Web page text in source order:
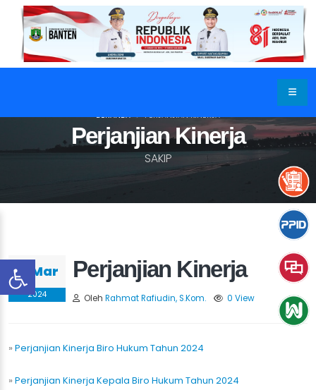
Perjanjian Kinerja
SAKIP
BERANDA PERJANJIAN KINERJA
19 Mar
2024
Perjanjian Kinerja
Oleh Rahmat Rafiudin, S.Kom. 0 View
» Perjanjian Kinerja Biro Hukum Tahun 2024
» Perjanjian Kinerja Kepala Biro Hukum Tahun 2024